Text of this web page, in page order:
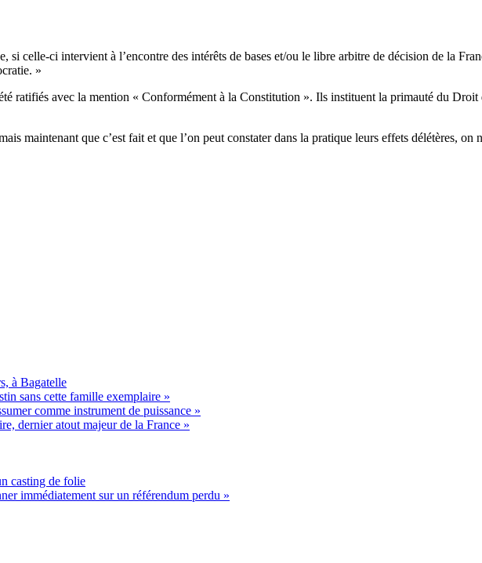
si celle-ci intervient à l’encontre des intérêts de bases et/ou le libre arbitre de décision de la
»
ratifiés avec la mention « Conformément à la Constitution ». Ils instituent la primauté du
maintenant que c’est fait et que l’on peut constater dans la pratique leurs effets délétères, on
à Bagatelle
sans cette famille exemplaire »
comme instrument de puissance »
dernier atout majeur de la France »
casting de folie
immédiatement sur un référendum perdu »